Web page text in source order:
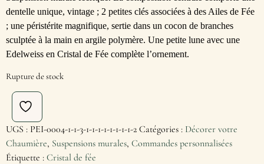
dentelle unique, vintage ; 2 petites clés associées à des Ailes de Fée
; une péristérite magnifique, sertie dans un cocon de branches
sculptée à la main en argile polymère. Une petite lune avec une
Edelweiss en Cristal de Fée complète l’ornement.
Rupture de stock
UGS : PEI-0004-1-1-3-1-1-1-1-1-1-1-1-2 Catégories : Décorer votre
Chaumière, Suspensions murales, Commandes personnalisées
Étiquette : Cristal de fée